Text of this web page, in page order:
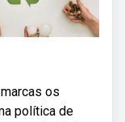
os
política de